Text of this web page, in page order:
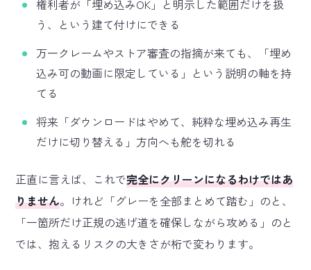
権利者が「埋め込みOK」と明示した範囲だけを扱
う、という建て付けにできる
万一クレームやストア審査の指摘が来ても、「埋め
込み可の動画に限定している」という説明の軸を持
てる
将来「ダウンロードはやめて、純粋な埋め込み再生
だけに切り替える」方向へも舵を切れる
正直に言えば、これで完全にクリーンになるわけではあ
りません。けれど「グレーを全部まとめて踏む」のと、
「一箇所だけ正規の逃げ道を確保しながら攻める」のと
では、抱えるリスクの大きさが桁で変わります。